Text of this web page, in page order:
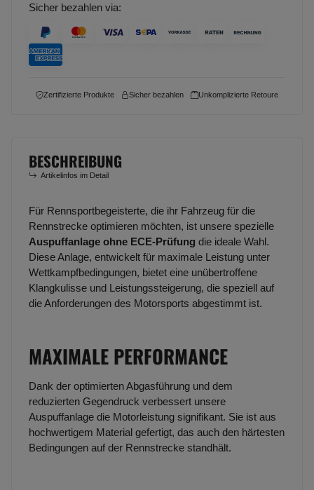
Sicher bezahlen via:
Zertifizierte Produkte Sicher bezahlen Unkomplizierte Retoure
BESCHREIBUNG
Artikelinfos im Detail
Für Rennsportbegeisterte, die ihr Fahrzeug für die
Rennstrecke optimieren möchten, ist unsere spezielle
Auspuffanlage ohne ECE-Prüfung die ideale Wahl.
Diese Anlage, entwickelt für maximale Leistung unter
Wettkampfbedingungen, bietet eine unübertroffene
Klangkulisse und Leistungssteigerung, die speziell auf
die Anforderungen des Motorsports abgestimmt ist.
MAXIMALE PERFORMANCE
Dank der optimierten Abgasführung und dem
reduzierten Gegendruck verbessert unsere
Auspuffanlage die Motorleistung signifikant. Sie ist aus
hochwertigem Material gefertigt, das auch den härtesten
Bedingungen auf der Rennstrecke standhält.